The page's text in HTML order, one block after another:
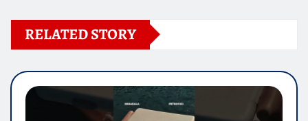
RELATED STORY